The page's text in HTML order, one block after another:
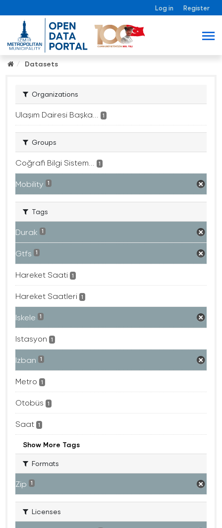
Log in Register
Datasets
Organizations
Ulaşım Dairesi Başka... 1
Groups
Coğrafi Bilgi Sistem... 1
Mobility 1
Tags
Durak 1
Gtfs 1
Hareket Saati 1
Hareket Saatleri 1
Iskele 1
Istasyon 1
Izban 1
Metro 1
Otobüs 1
Saat 1
Show More Tags
Formats
Zip 1
Licenses